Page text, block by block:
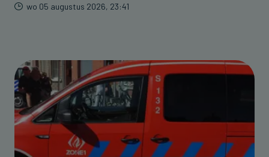
wo 05 augustus 2026, 23:41